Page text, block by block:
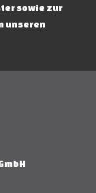
sowie zur
unseren